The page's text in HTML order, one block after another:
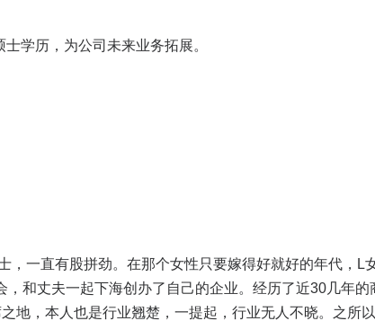
学历，为公司未来业务拓展。
一直有股拼劲。在那个女性只要嫁得好就好的年代，L
和丈夫一起下海创办了自己的企业。经历了近30几年的
地，本人也是行业翘楚，一提起，行业无人不晓。之所